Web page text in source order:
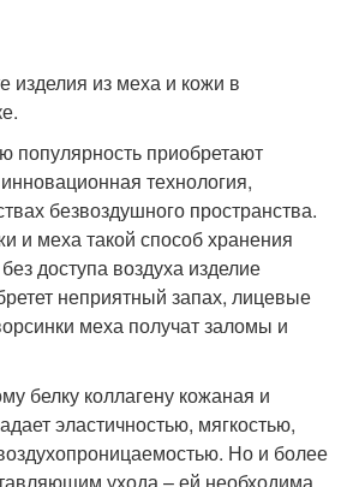
изделия из меха и кожи в
популярность приобретают
технология,
безвоздушного пространства.
и меха такой способ хранения
доступа воздуха изделие
неприятный запах, лицевые
меха получат заломы и
белку коллагену кожаная и
эластичностью, мягкостью,
Но и более